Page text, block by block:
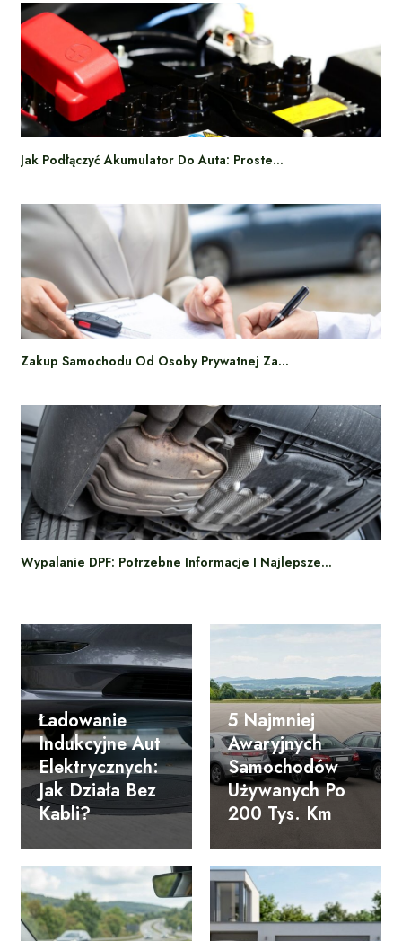
Jak Podłączyć Akumulator Do Auta: Proste…
Zakup Samochodu Od Osoby Prywatnej Za…
Wypalanie DPF: Potrzebne Informacje I Najlepsze…
Ładowanie
Indukcyjne Aut
Elektrycznych:
Jak Działa Bez
Kabli?
5 Najmniej
Awaryjnych
Samochodów
Używanych Po
200 Tys. Km